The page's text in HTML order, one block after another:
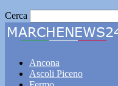
Cerca
Ancona
Ascoli Piceno